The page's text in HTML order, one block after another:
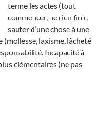
terme les actes (tout
commencer, ne rien finir,
sauter d’une chose à une
laxisme, lâcheté
Incapacité à
élémentaires (ne pas